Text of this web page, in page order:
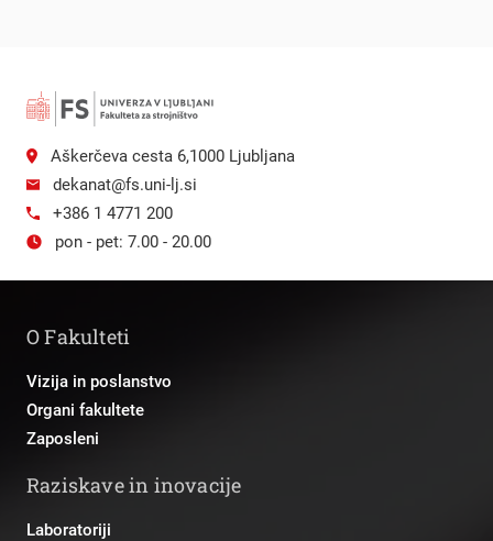
Aškerčeva cesta 6,1000 Ljubljana
dekanat@fs.uni-lj.si
+386 1 4771 200
pon - pet: 7.00 - 20.00
O Fakulteti
Vizija in poslanstvo
Organi fakultete
Zaposleni
Raziskave in inovacije
Laboratoriji